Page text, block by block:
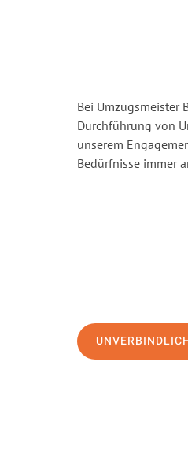
Bei Umzugsmeister
Durchführung von
unserem
Bedürfnisse immer